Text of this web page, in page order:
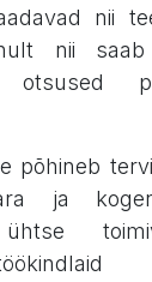
nii
nii
põhineb
ja
ühtse